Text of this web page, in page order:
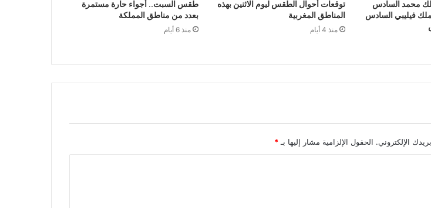
محمد السادس
فيليبي السادس
توقعات أحوال الطقس ليوم الاثنين بهذه
المناطق المغربية
منذ 4 أيام
طقس السبت.. أجواء حارة مستمرة
بعدد من مناطق المملكة
منذ 6 أيام
الإلكتروني. الحقول الإلزامية مشار إليها بـ*